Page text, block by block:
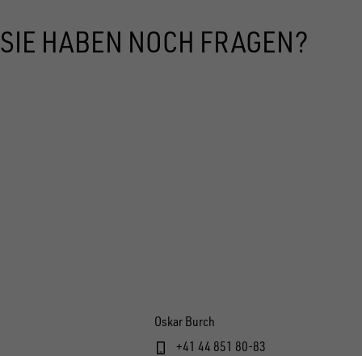
SIE HABEN NOCH FRAGEN?
Oskar Burch
+41 44 851 80-83